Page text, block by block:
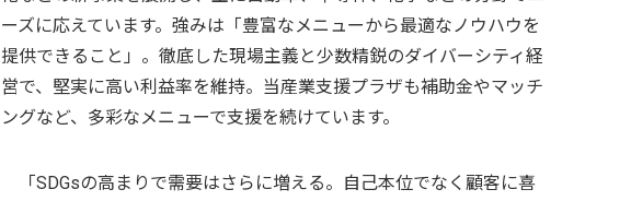
ーズに応えています。強みは「豊富なメニューから最適なノウハウを
提供できること」。徹底した現場主義と少数精鋭のダイバーシティ経
営で、堅実に高い利益率を維持。当産業支援プラザも補助金やマッチ
ングなど、多彩なメニューで支援を続けています。
「SDGsの高まりで需要はさらに増える。自己本位でなく顧客に喜